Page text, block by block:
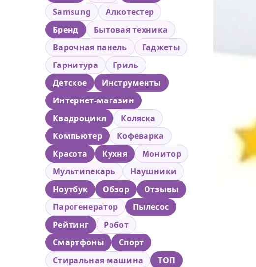
Samsung
Алкотестер
Бренд
Бытовая техника
Варочная панель
Гаджеты
Гарнитура
Гриль
Детское
Инструменты
Интернет-магазин
Квадроцикл
Коляска
Компьютер
Кофеварка
Красота
Кухня
Монитор
Мультипекарь
Наушники
Ноутбук
Обзор
Отзывы
Парогенератор
Пылесос
Рейтинг
Робот
Смартфоны
Спорт
Стиральная машина
ТОП